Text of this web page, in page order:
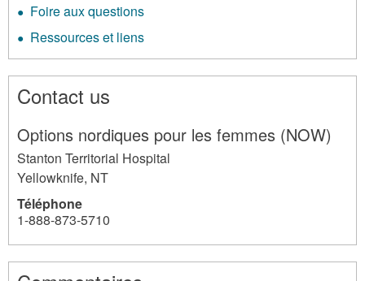
Foire aux questions
Ressources et liens
Contact us
Options nordiques pour les femmes (NOW)
Stanton Territorial Hospital
Yellowknife, NT
Téléphone
1-888-873-5710
4